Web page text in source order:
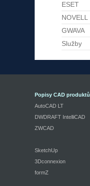
ESET
NOVELL
GWAVA
Služby
Popisy CAD produktů
AutoCAD LT
DWDRAFT IntelliCAD
ZWCAD
SketchUp
3Dconnexion
formZ